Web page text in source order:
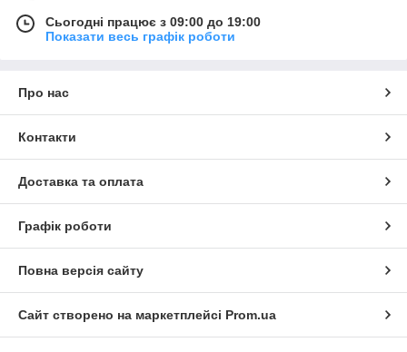
Сьогодні працює з 09:00 до 19:00
Показати весь графік роботи
Про нас
Контакти
Доставка та оплата
Графік роботи
Повна версія сайту
Сайт створено на маркетплейсі Prom.ua